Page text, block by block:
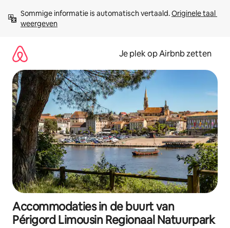
direct
naar
Sommige informatie is automatisch vertaald. Originele taal
weergeven
Je plek op Airbnb zetten
Accommodaties in de buurt van
Périgord Limousin Regionaal Natuurpark